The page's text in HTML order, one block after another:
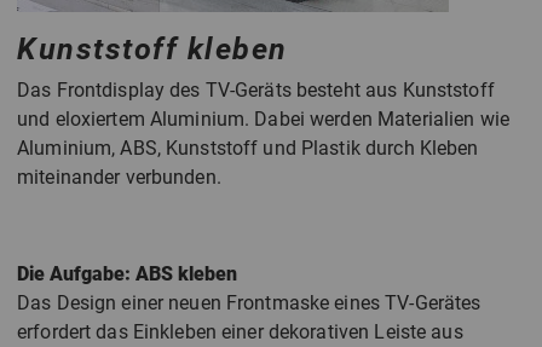
Kunststoff kleben
Das Frontdisplay des TV-Geräts besteht aus Kunststoff
und eloxiertem Aluminium. Dabei werden Materialien wie
Aluminium, ABS, Kunststoff und Plastik durch Kleben
miteinander verbunden.
Die Aufgabe: ABS kleben
Das Design einer neuen Frontmaske eines TV-Gerätes
erfordert das Einkleben einer dekorativen Leiste aus